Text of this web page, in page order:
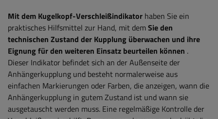
Mit dem Kugelkopf-Verschleißindikator haben Sie ein
praktisches Hilfsmittel zur Hand, mit demSie den
technischen Zustand der Kupplung überwachen und ihre
Eignung für den weiteren Einsatz beurteilen können .
Dieser Indikator befindet sich an der Außenseite der
Anhängerkupplung und besteht normalerweise aus
einfachen Markierungen oder Farben, die anzeigen, wann die
Anhängerkupplung in gutem Zustand ist und wann sie
ausgetauscht werden muss. Eine regelmäßige Kontrolle der